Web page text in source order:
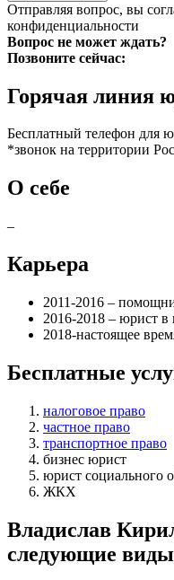
Отправляя вопрос, вы
конфиденциальности
Вопрос не может ждать?
Позвоните сейчас:
Горячая линия
Бесплатный телефон для
*звонок на территории
О себе
–
Карьера
2011-2016 –
2016-2018 – юрист в
2018-настоящее
Бесплатные
налоговое право
частное право
транспортное право
бизнес юрист
юрист социального
ЖКХ
Владислав
следующие